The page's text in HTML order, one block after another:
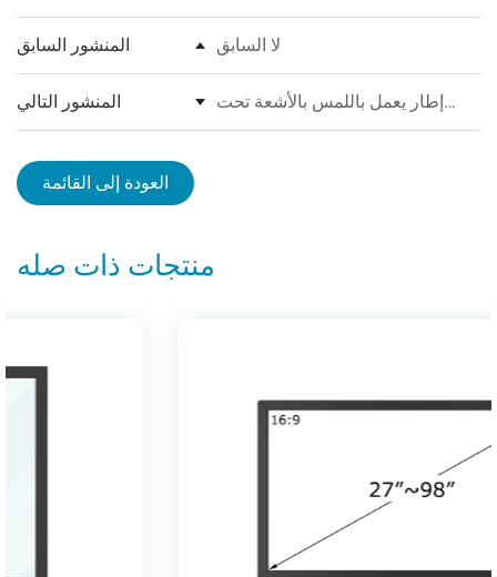
المنشور السابق لا السابق
المنشور التالي
إطار يعمل باللمس بالأشعة تحت
الحمراء من 32 إلى 70 بوصة
العودة إلى القائمة
منتجات ذات صله